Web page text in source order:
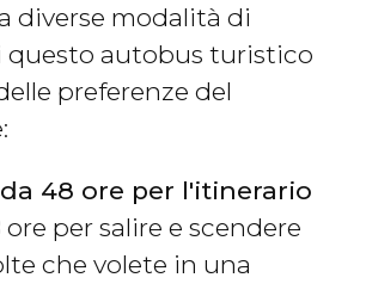
diverse modalità di
questo autobus turistico
preferenze del
48 ore per l'itinerario
ore per salire e scendere
che volete in una